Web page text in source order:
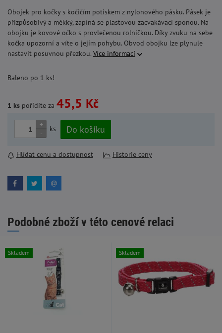
Obojek pro kočky s kočičím potiskem z nylonového pásku. Pásek je
přizpůsobivý a měkký, zapíná se plastovou zacvakávací sponou. Na
obojku je kovové očko s provlečenou rolničkou. Díky zvuku na sebe
kočka upozorní a víte o jejím pohybu. Obvod obojku lze plynule
nastavit posuvnou přezkou. Více informací
Baleno po 1 ks!
1 ks pořídíte za 45,5 Kč
+
-
ks Do košíku
Hlídat cenu a dostupnost Historie ceny
Podobné zboží v této cenové relaci
Skladem Skladem